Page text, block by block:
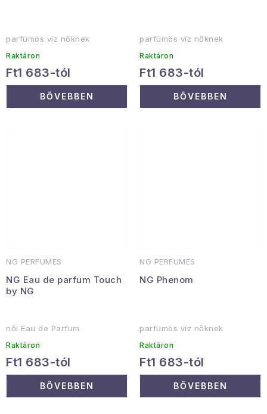
parfümös víz nőknek
Raktáron
Ft1 683-tól
BŐVEBBEN
parfümös víz nőknek
Raktáron
Ft1 683-tól
BŐVEBBEN
NG PERFUMES
NG Eau de parfum Touch
by NG
női Eau de Parfum
Raktáron
Ft1 683-tól
BŐVEBBEN
NG PERFUMES
NG Phenom
parfümös víz nőknek
Raktáron
Ft1 683-tól
BŐVEBBEN